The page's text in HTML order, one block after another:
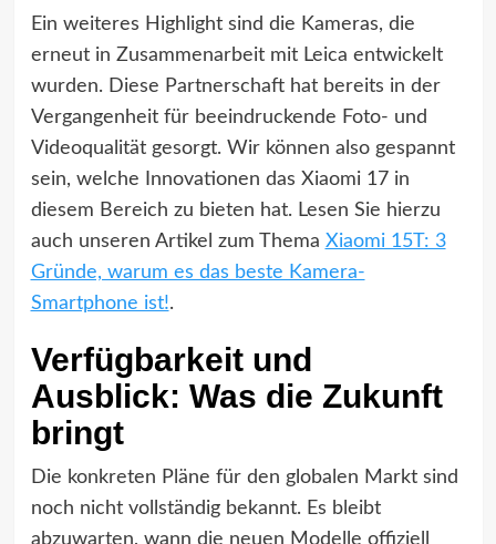
Ein weiteres Highlight sind die Kameras, die
erneut in Zusammenarbeit mit Leica entwickelt
wurden. Diese Partnerschaft hat bereits in der
Vergangenheit für beeindruckende Foto- und
Videoqualität gesorgt. Wir können also gespannt
sein, welche Innovationen das Xiaomi 17 in
diesem Bereich zu bieten hat. Lesen Sie hierzu
auch unseren Artikel zum Thema Xiaomi 15T: 3
Gründe, warum es das beste Kamera-
Smartphone ist!.
Verfügbarkeit und
Ausblick: Was die Zukunft
bringt
Die konkreten Pläne für den globalen Markt sind
noch nicht vollständig bekannt. Es bleibt
abzuwarten, wann die neuen Modelle offiziell